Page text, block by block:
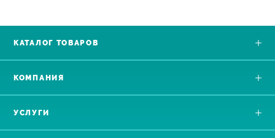
КАТАЛОГ ТОВАРОВ
УСЛУГИ
КОМПАНИЯ